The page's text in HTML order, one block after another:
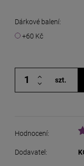
Dárkové balení:
+60 Kč
szt.
Hodnocení:
Dodavatel: